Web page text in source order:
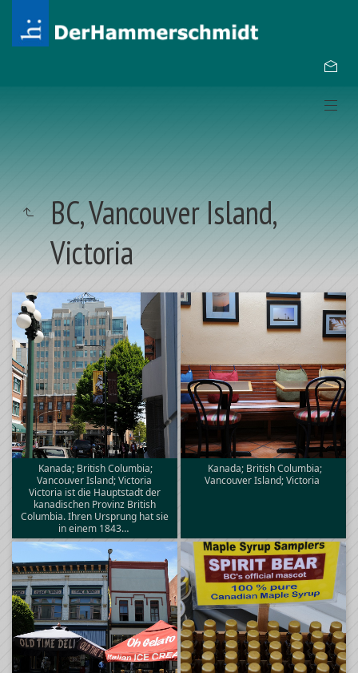
BC, Vancouver Island,
Victoria
Kanada; British Columbia;
Vancouver Island; Victoria
Victoria ist die Hauptstadt der
kanadischen Provinz British
Columbia. Ihren Ursprung hat sie
in einem 1843…
Kanada; British Columbia;
Vancouver Island; Victoria